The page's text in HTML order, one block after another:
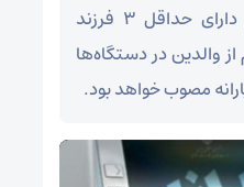
دهک‌های اول تا چهارم دارای حداقل ۳ فرزند
والدین در دستگاه‌ها
مصوب خواهد بود.